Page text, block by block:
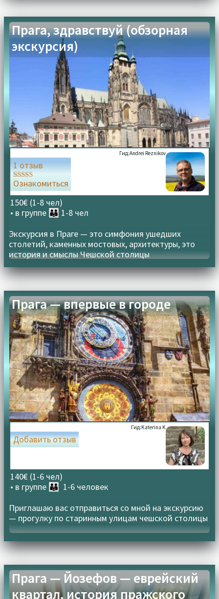
Прага, здравствуй (обзорная
экскурсия)
Гид:Andrei Reznikov
150€ (1-8 чел)
• в группе 👪 1-8 чел
1 отзыв
Оценка
5.00
из 5
Ознакомиться
Экскурсия в Праге — это симфония ушедших
столетий, каменных мостовых, архитектуры, это
история и смыслы Чешской столицы
Прага — впервые в городе
Гид:Katerina K
140€ (1-6 чел)
• в группе 👪 1-6 человек
Добавить отзыв
Приглашаю вас отправиться со мной на экскурсию
— прогулку по старинным улицам чешской столицы
Прага — Йозефов — еврейский
квартал, история пражского